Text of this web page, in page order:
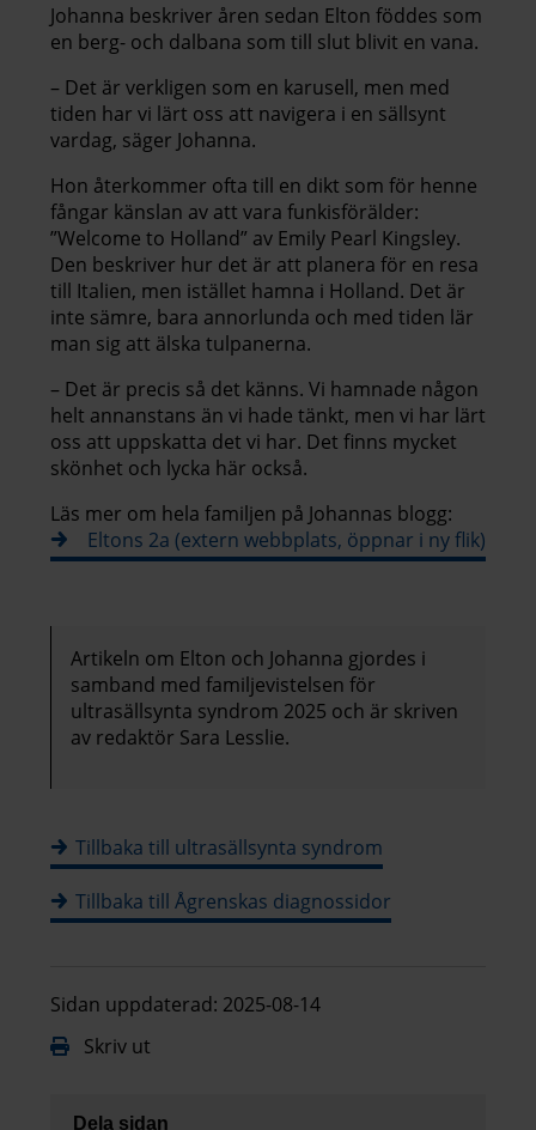
Johanna beskriver åren sedan Elton föddes som
en berg- och dalbana som till slut blivit en vana.
– Det är verkligen som en karusell, men med
tiden har vi lärt oss att navigera i en sällsynt
vardag, säger Johanna.
Hon återkommer ofta till en dikt som för henne
fångar känslan av att vara funkisförälder:
”Welcome to Holland” av Emily Pearl Kingsley.
Den beskriver hur det är att planera för en resa
till Italien, men istället hamna i Holland. Det är
inte sämre, bara annorlunda och med tiden lär
man sig att älska tulpanerna.
– Det är precis så det känns. Vi hamnade någon
helt annanstans än vi hade tänkt, men vi har lärt
oss att uppskatta det vi har. Det finns mycket
skönhet och lycka här också.
Läs mer om hela familjen på Johannas blogg:
Eltons 2a (extern webbplats, öppnar i ny flik)
Artikeln om Elton och Johanna gjordes i
samband med familjevistelsen för
ultrasällsynta syndrom 2025 och är skriven
av redaktör Sara Lesslie.
Tillbaka till ultrasällsynta syndrom
Tillbaka till Ågrenskas diagnossidor
Sidan uppdaterad: 2025-08-14
Skriv ut
Dela sidan